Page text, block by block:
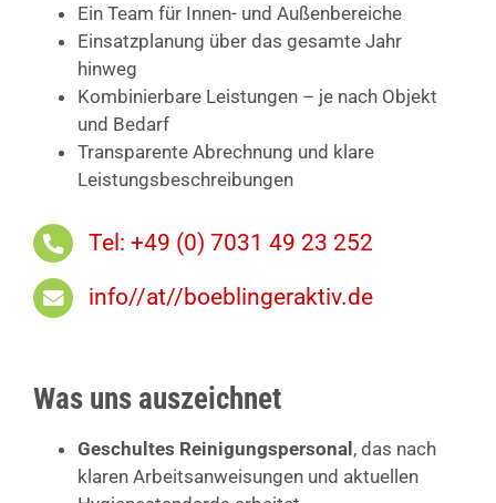
Ein Team für Innen- und Außenbereiche
Einsatzplanung über das gesamte Jahr
hinweg
Kombinierbare Leistungen – je nach Objekt
und Bedarf
Transparente Abrechnung und klare
Leistungsbeschreibungen
Tel: +49 (0) 7031 49 23 252
info//at//boeblingeraktiv.de
Was uns auszeichnet
Geschultes Reinigungspersonal , das nach
klaren Arbeitsanweisungen und aktuellen